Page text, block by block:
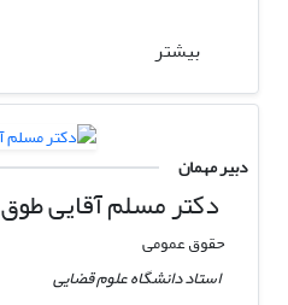
بیشتر
دبیر مهمان
دکتر مسلم آقایی طوق
حقوق عمومی
استاد دانشگاه علوم قضایی